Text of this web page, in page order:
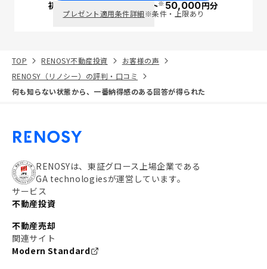
初回面談で ポイント※50,000円分
プレゼント適用条件詳細※条件・上限あり
TOP RENOSY不動産投資
お客様の声
RENOSY（リノシー）の評判・口コミ
何も知らない状態から、一番納得感のある回答が得られた
RENOSYは、東証グロース上場企業である
GA technologiesが運営しています。
サービス
不動産投資
不動産売却
関連サイト
Modern Standard